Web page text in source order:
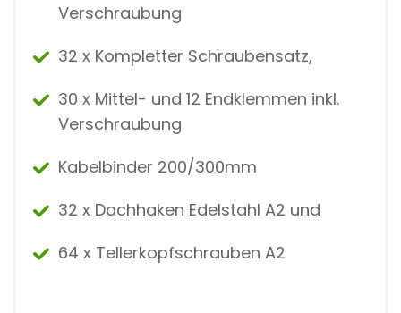
Verschraubung
32 x Kompletter Schraubensatz,
30 x Mittel- und 12 Endklemmen inkl.
Verschraubung
Kabelbinder 200/300mm
32 x Dachhaken Edelstahl A2 und
64 x Tellerkopfschrauben A2